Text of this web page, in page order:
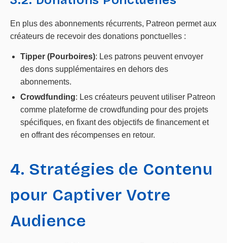
En plus des abonnements récurrents, Patreon permet aux
créateurs de recevoir des donations ponctuelles :
Tipper (Pourboires): Les patrons peuvent envoyer
des dons supplémentaires en dehors des
abonnements.
Crowdfunding: Les créateurs peuvent utiliser Patreon
comme plateforme de crowdfunding pour des projets
spécifiques, en fixant des objectifs de financement et
en offrant des récompenses en retour.
4. Stratégies de Contenu
pour Captiver Votre
Audience